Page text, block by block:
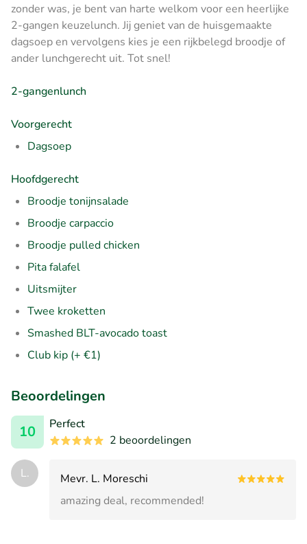
zonder was, je bent van harte welkom voor een heerlijke
2-gangen keuzelunch. Jij geniet van de huisgemaakte
dagsoep en vervolgens kies je een rijkbelegd broodje of
ander lunchgerecht uit. Tot snel!
2-gangenlunch
Voorgerecht
Dagsoep
Hoofdgerecht
Broodje tonijnsalade
Broodje carpaccio
Broodje pulled chicken
Pita falafel
Uitsmijter
Twee kroketten
Smashed BLT-avocado toast
Club kip (+ €1)
Beoordelingen
10
Perfect
2 beoordelingen
L.
Mevr. L. Moreschi
amazing deal, recommended!